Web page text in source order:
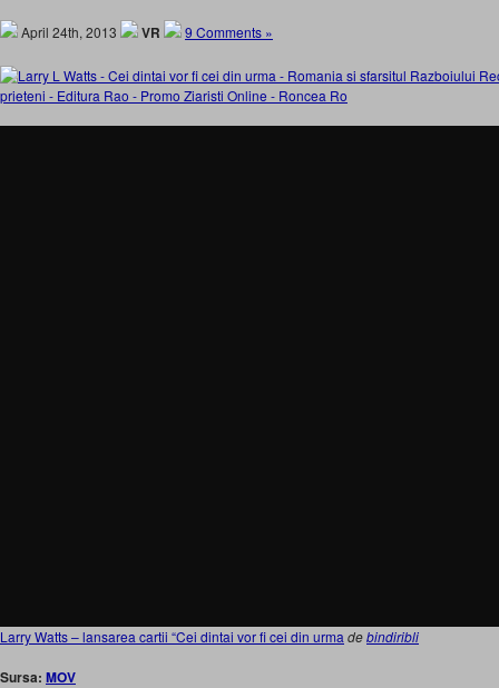
April 24th, 2013 VR 9 Comments »
Larry Watts – lansarea cartii “Cei dintai vor fi cei din urma debindiribli
Sursa: MOV